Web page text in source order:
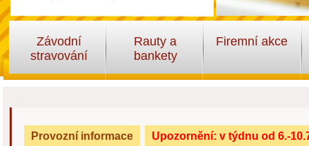
Závodní
stravování
Rauty a
bankety
Firemní akce
Provozní informace Upozornění: v týdnu od 6.-